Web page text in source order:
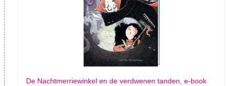
De Nachtmerriewinkel en de verdwenen tanden, e-book